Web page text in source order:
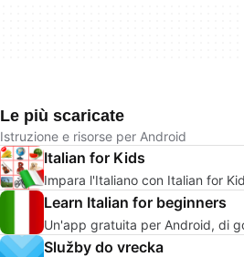
Le più scaricate
Istruzione e risorse per Android
Italian for Kids
Impara l'Italiano con Italian for
Learn Italian for beginners
Un'app gratuita per Android, di
Služby do vrecka